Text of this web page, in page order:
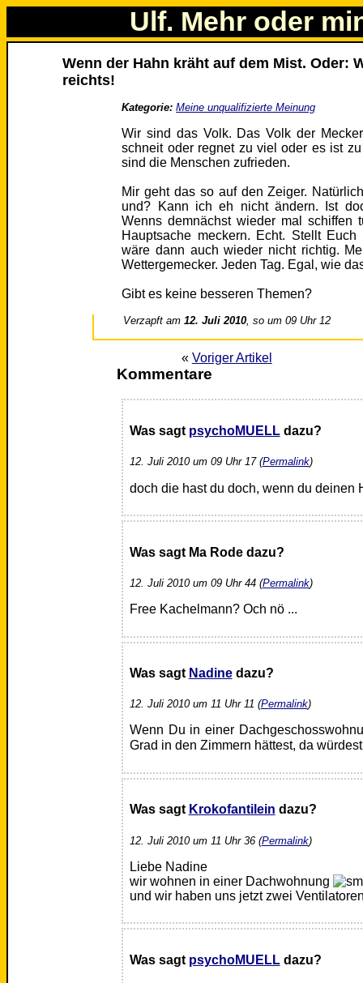
Ulf. Mehr oder
Wenn der Hahn kräht auf dem Mist. Oder:
reichts!
Kategorie: Meine unqualifizierte Meinung
Wir sind das Volk. Das Volk der
schneit oder regnet zu viel oder es ist
sind die Menschen zufrieden.
Mir geht das so auf den Zeiger.
und? Kann ich eh nicht ändern. Ist
Wenns demnächst wieder mal schiffen
Hauptsache meckern. Echt. Stellt
wäre dann auch wieder nicht richtig.
Wettergemecker. Jeden Tag. Egal, wie
Gibt es keine besseren Themen?
Verzapft am12. Juli 2010, so um 09 Uhr 12
« Voriger Artikel
Kommentare
Was sagt psychoMUELLdazu?
12. Juli 2010 um 09 Uhr 17 (Permalink)
doch die hast du doch, wenn du deinen
Was sagt Ma Rode dazu?
12. Juli 2010 um 09 Uhr 44 (Permalink)
Free Kachelmann? Och nö ...
Was sagt Nadinedazu?
12. Juli 2010 um 11 Uhr 11 (Permalink)
Wenn Du in einer
Grad in den Zimmern hättest, da
Was sagt Krokofantilein dazu?
12. Juli 2010 um 11 Uhr 36 (Permalink)
Liebe Nadine
wir wohnen in einer Dachwohnung
und wir haben uns jetzt zwei
Was sagt psychoMUELLdazu?